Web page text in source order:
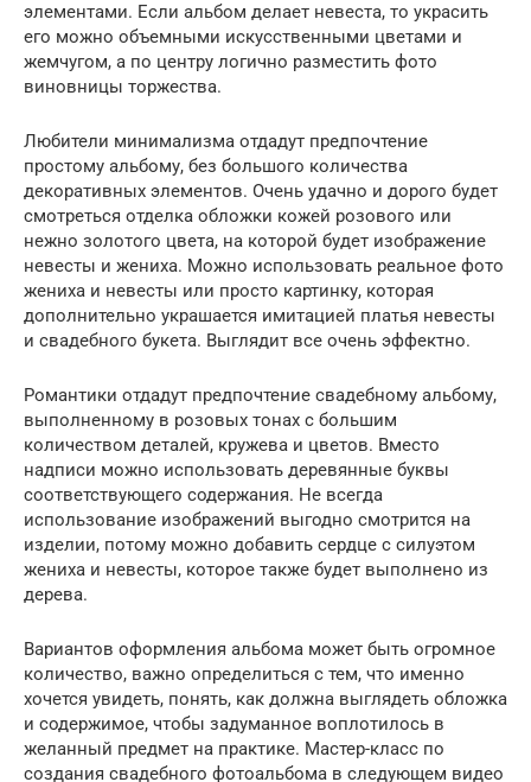
элементами. Если альбом делает невеста, то украсить
его можно объемными искусственными цветами и
жемчугом, а по центру логично разместить фото
виновницы торжества.
Любители минимализма отдадут предпочтение
простому альбому, без большого количества
декоративных элементов. Очень удачно и дорого будет
смотреться отделка обложки кожей розового или
нежно золотого цвета, на которой будет изображение
невесты и жениха. Можно использовать реальное фото
жениха и невесты или просто картинку, которая
дополнительно украшается имитацией платья невесты
и свадебного букета. Выглядит все очень эффектно.
Романтики отдадут предпочтение свадебному альбому,
выполненному в розовых тонах с большим
количеством деталей, кружева и цветов. Вместо
надписи можно использовать деревянные буквы
соответствующего содержания. Не всегда
использование изображений выгодно смотрится на
изделии, потому можно добавить сердце с силуэтом
жениха и невесты, которое также будет выполнено из
дерева.
Вариантов оформления альбома может быть огромное
количество, важно определиться с тем, что именно
хочется увидеть, понять, как должна выглядеть обложка
и содержимое, чтобы задуманное воплотилось в
желанный предмет на практике. Мастер-класс по
создания свадебного фотоальбома в следующем видео